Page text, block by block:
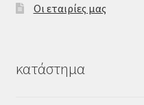
Οι εταιρίες μας
κατάστημα